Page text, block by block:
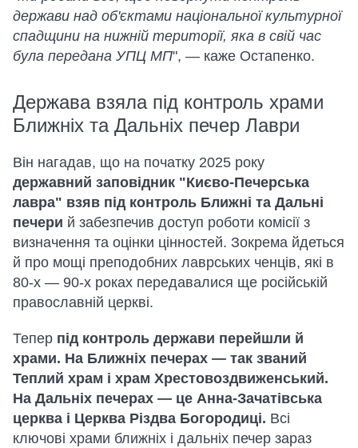
держави над об'єктами національної культурної
спадщини на нижній території, яка в свій час
була передана УПЦ МП", — каже Остапенко.
Держава взяла під контроль храми
Ближніх та Дальніх печер Лаври
Він нагадав, що на початку 2025 року
державний заповідник "Києво-Печерська
лавра" взяв під контроль Ближні та Дальні
печери й забезпечив доступ роботи комісії з
визначення та оцінки цінностей. Зокрема йдеться
й про мощі преподобних лаврських ченців, які в
80-х — 90-х роках передавалися ще російській
православній церкві.
Тепер під контроль держави перейшли й
храми. На Ближніх печерах — так званий
Теплий храм і храм Хрестовоздвиженський.
На Дальніх печерах — це Анна-Зачатівська
церква і Церква Різдва Богородиці. Всі
ключові храми ближніх і дальніх печер зараз